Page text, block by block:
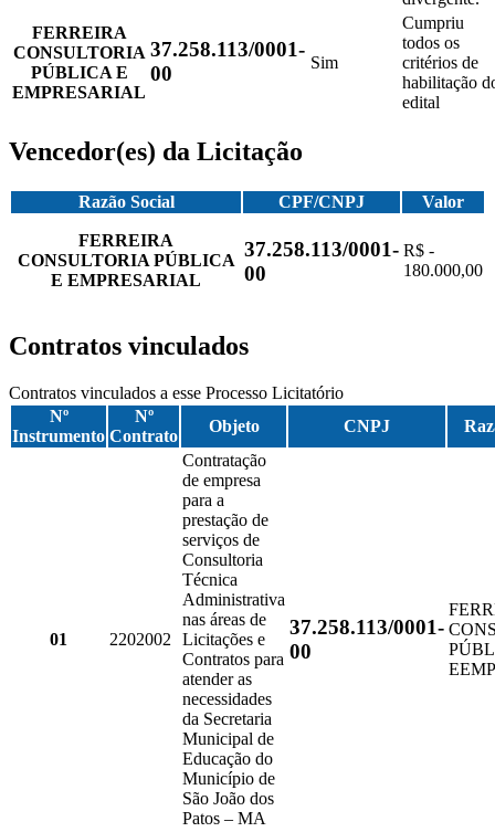
FERREIRA
CONSULTORIA
PÚBLICA E
EMPRESARIAL
37.258.113/0001-
00
Sim
Cumpriu
todos os
critérios de
habilitação
edital
Vencedor(es) da Licitação
Razão Social CPF/CNPJ Valor
FERREIRA
CONSULTORIA PÚBLICA
E EMPRESARIAL
37.258.113/0001-
00
R$ -
180.000,00
Contratos vinculados
Contratos vinculados a esse Processo Licitatório
Nº
Instrumento
Nº
Contrato
Objeto CNPJ
01 2202002
Contratação
de empresa
para a
prestação de
serviços de
Consultoria
Técnica
Administrativa
nas áreas de
Licitações e
Contratos para
atender as
necessidades
da Secretaria
Municipal de
Educação do
Município de
São João dos
Patos – MA
37.258.113/0001-
00